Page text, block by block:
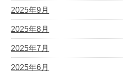
2025年9月
2025年8月
2025年7月
2025年6月